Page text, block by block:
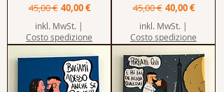
Standardpreis
45,00 € Sale-Preis
40,00 €
inkl. MwSt. |
Costo spedizione
Standardpreis
45,00 € Sale-Preis
40,00 €
inkl. MwSt. |
Costo spedizione